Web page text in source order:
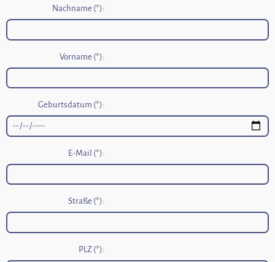
Nachname (*):
Vorname (*):
Geburtsdatum (*):
E-Mail (*):
Straße (*):
PLZ (*):